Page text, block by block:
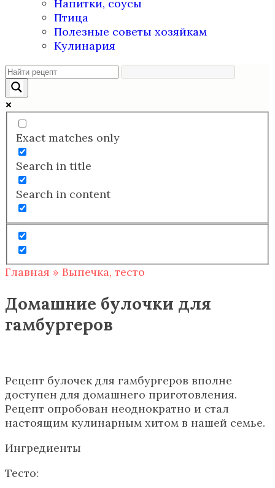
Напитки, соусы
Птица
Полезные советы хозяйкам
Кулинария
Exact matches only
Search in title
Search in content
Главная » Выпечка, тесто
Домашние булочки для
гамбургеров
Рецепт булочек для гамбургеров вполне
доступен для домашнего приготовления.
Рецепт опробован неоднократно и стал
настоящим кулинарным хитом в нашей семье.
Ингредиенты
Тесто: